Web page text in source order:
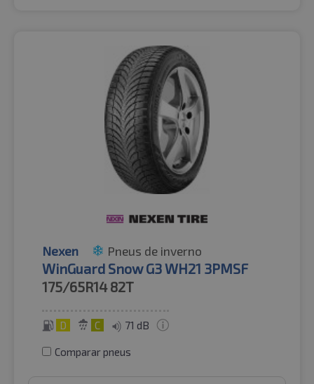
Nexen Pneus de inverno
WinGuard Snow G3 WH21 3PMSF
175/65R14 82T
D C 71 dB
Comparar pneus